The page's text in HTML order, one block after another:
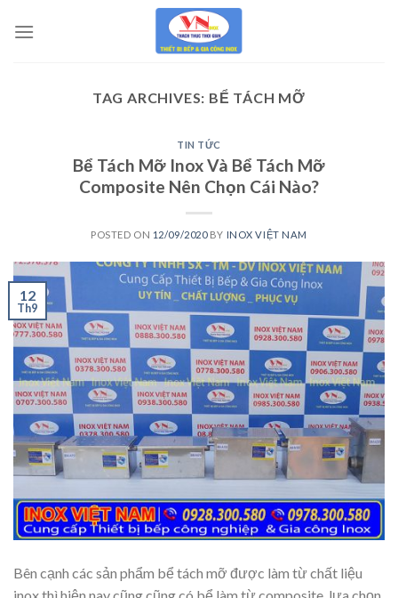
TAG ARCHIVES: BỂ TÁCH MỠ
TIN TỨC
Bể Tách Mỡ Inox Và Bể Tách Mỡ
Composite Nên Chọn Cái Nào?
POSTED ON 12/09/2020BY INOX VIỆT NAM
12
Th9
Bên cạnh các sản phẩm bể tách mỡ được làm từ chất liệu